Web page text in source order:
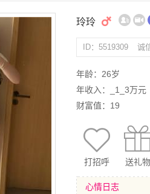
玲玲
ID：5519309 诚
年龄：26岁
年收入：_1_3万元
财富值：19
打招呼 送礼物
心情日志